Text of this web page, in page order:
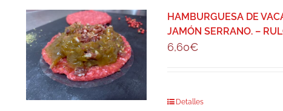
HAMBURGUESA DE
JAMÓN SERRANO. –
6,60€
Detalles